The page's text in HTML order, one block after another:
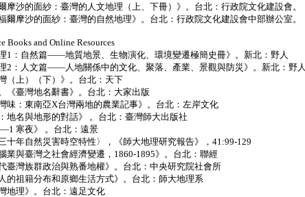
摩沙的面紗：臺灣的人文地理（上、下冊）》。台北：行政院文化建設會。
爾摩沙的面紗：臺灣的自然地理》。台北：行政院文化建設會中部辦公室。
Books and Online Resources
1：自然篇——地質地景、生物演化、環境變遷極簡史冊》。新北：野人
2：人文篇——人地關係中的文化、聚落、產業、景觀與防災》。新北：野人
（上）（下）》。台北：天下
《臺灣地名辭書》。台北：大家出版
味：東南亞X台灣兩地的農業記事》。台北：左岸文化
地名與地形的對話》 。台北：臺灣師大出版社
寒夜》 。台北：遠景
十年自然災害時空特性〉，《師大地理研究報告》，41:99-129
業與臺灣之社會經濟變遷，1860-1895》。台北：聯經
臺灣族群政治與熟番地權》。台北：中央研究院社會所
的祖籍分布和原鄉生活方式》。台北：師大地理系
地理》。台北：遠足文化